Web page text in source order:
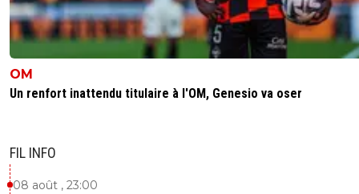
OM
Un renfort inattendu titulaire à l'OM, Genesio va oser
FIL INFO
08 août , 23:00